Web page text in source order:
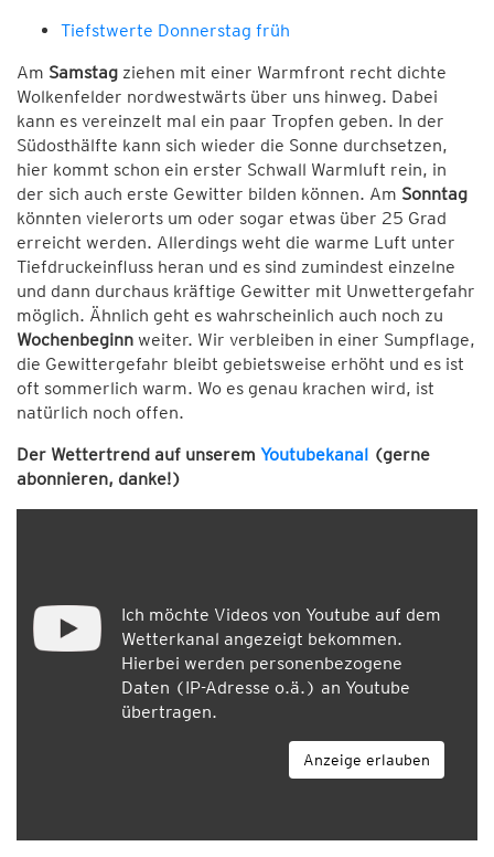
Tiefstwerte Donnerstag früh
Am Samstag ziehen mit einer Warmfront recht dichte
Wolkenfelder nordwestwärts über uns hinweg. Dabei
kann es vereinzelt mal ein paar Tropfen geben. In der
Südosthälfte kann sich wieder die Sonne durchsetzen,
hier kommt schon ein erster Schwall Warmluft rein, in
der sich auch erste Gewitter bilden können. Am Sonntag
könnten vielerorts um oder sogar etwas über 25 Grad
erreicht werden. Allerdings weht die warme Luft unter
Tiefdruckeinfluss heran und es sind zumindest einzelne
und dann durchaus kräftige Gewitter mit Unwettergefahr
möglich. Ähnlich geht es wahrscheinlich auch noch zu
Wochenbeginn weiter. Wir verbleiben in einer Sumpflage,
die Gewittergefahr bleibt gebietsweise erhöht und es ist
oft sommerlich warm. Wo es genau krachen wird, ist
natürlich noch offen.
Der Wettertrend auf unserem Youtubekanal (gerne
abonnieren, danke!)
Ich möchte Videos von Youtube auf dem
Wetterkanal angezeigt bekommen.
Hierbei werden personenbezogene
Daten (IP-Adresse o.ä.) an Youtube
übertragen.
Anzeige erlauben